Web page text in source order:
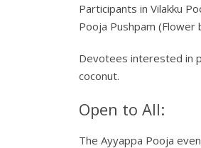
Participants in Vilakku
Pooja Pushpam (Flower
Devotees interested in
coconut.
Open to All:
The Ayyappa Pooja